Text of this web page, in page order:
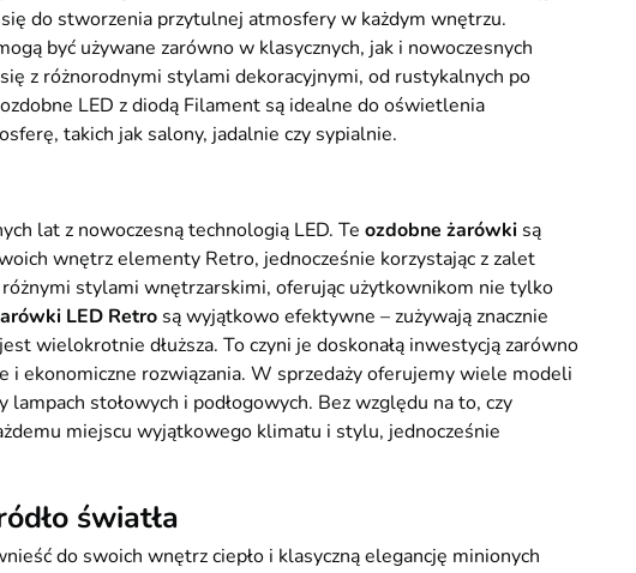
do stworzenia przytulnej atmosfery w każdym wnętrzu.
być używane zarówno w klasycznych, jak i nowoczesnych
z różnorodnymi stylami dekoracyjnymi, od rustykalnych po
LED z diodą Filament są idealne do oświetlenia
takich jak salony, jadalnie czy sypialnie.
lat z nowoczesną technologią LED. Te ozdobne żarówki są
wnętrz elementy Retro, jednocześnie korzystając z zalet
stylami wnętrzarskimi, oferując użytkownikom nie tylko
LED Retro są wyjątkowo efektywne – zużywają znacznie
wielokrotnie dłuższa. To czyni je doskonałą inwestycją zarówno
i ekonomiczne rozwiązania. W sprzedaży oferujemy wiele modeli
stołowych i podłogowych. Bez względu na to, czy
miejscu wyjątkowego klimatu i stylu, jednocześnie
światła
do swoich wnętrz ciepło i klasyczną elegancję minionych